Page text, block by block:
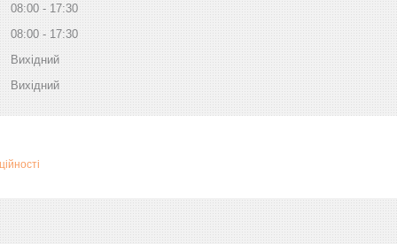
08:00
17:30
08:00
17:30
Вихідний
Вихідний